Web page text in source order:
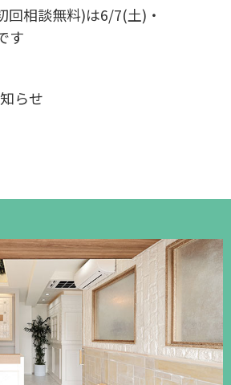
回相談無料)は6/7(土)・
す
らせ